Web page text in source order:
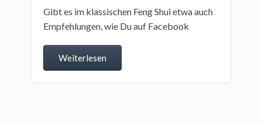
Gibt es im klassischen Feng Shui etwa auch
Empfehlungen, wie Du auf Facebook
Weiterlesen